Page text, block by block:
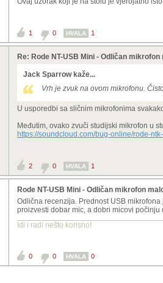
1 0 HVALA 1
Re: Rode NT-USB Mini - Odličan mikrofon
Jack Sparrow kaže...
Vrh je zvuk na ovom mikrofonu.
U usporedbi sa sličnim mikrofonima
Međutim, ovako zvuči studijski mikrofon u
https://soundcloud.com/bug-online/rode-
2 0 HVALA 1
Rode NT-USB Mini - Odličan mikrofon
Odlična recenzija. Prednost USB
proizvesti dobar mic, a dobri micovi počinju
Idi i radi nešto korisno!
0 0 HVALA 0